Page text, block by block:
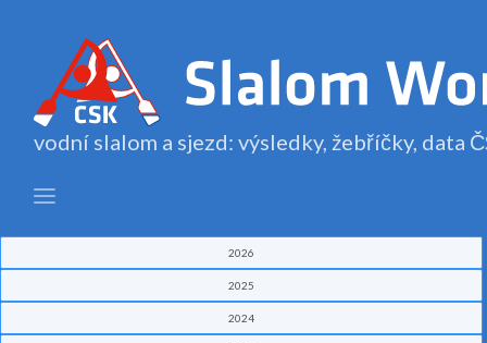
vodní slalom a sjezd: výsledky, žebříčky, data
2026
2025
2024